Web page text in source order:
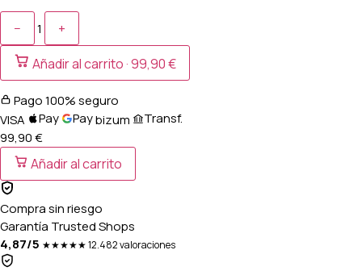
− 1
+
Añadir al carrito ·99,90 €
Pago 100% seguro
VISA
Pay Paybizum
Transf.
99,90 €
Añadir al carrito
Compra sin riesgo
Garantía Trusted Shops
4,87/5 ★★★★★12.482 valoraciones